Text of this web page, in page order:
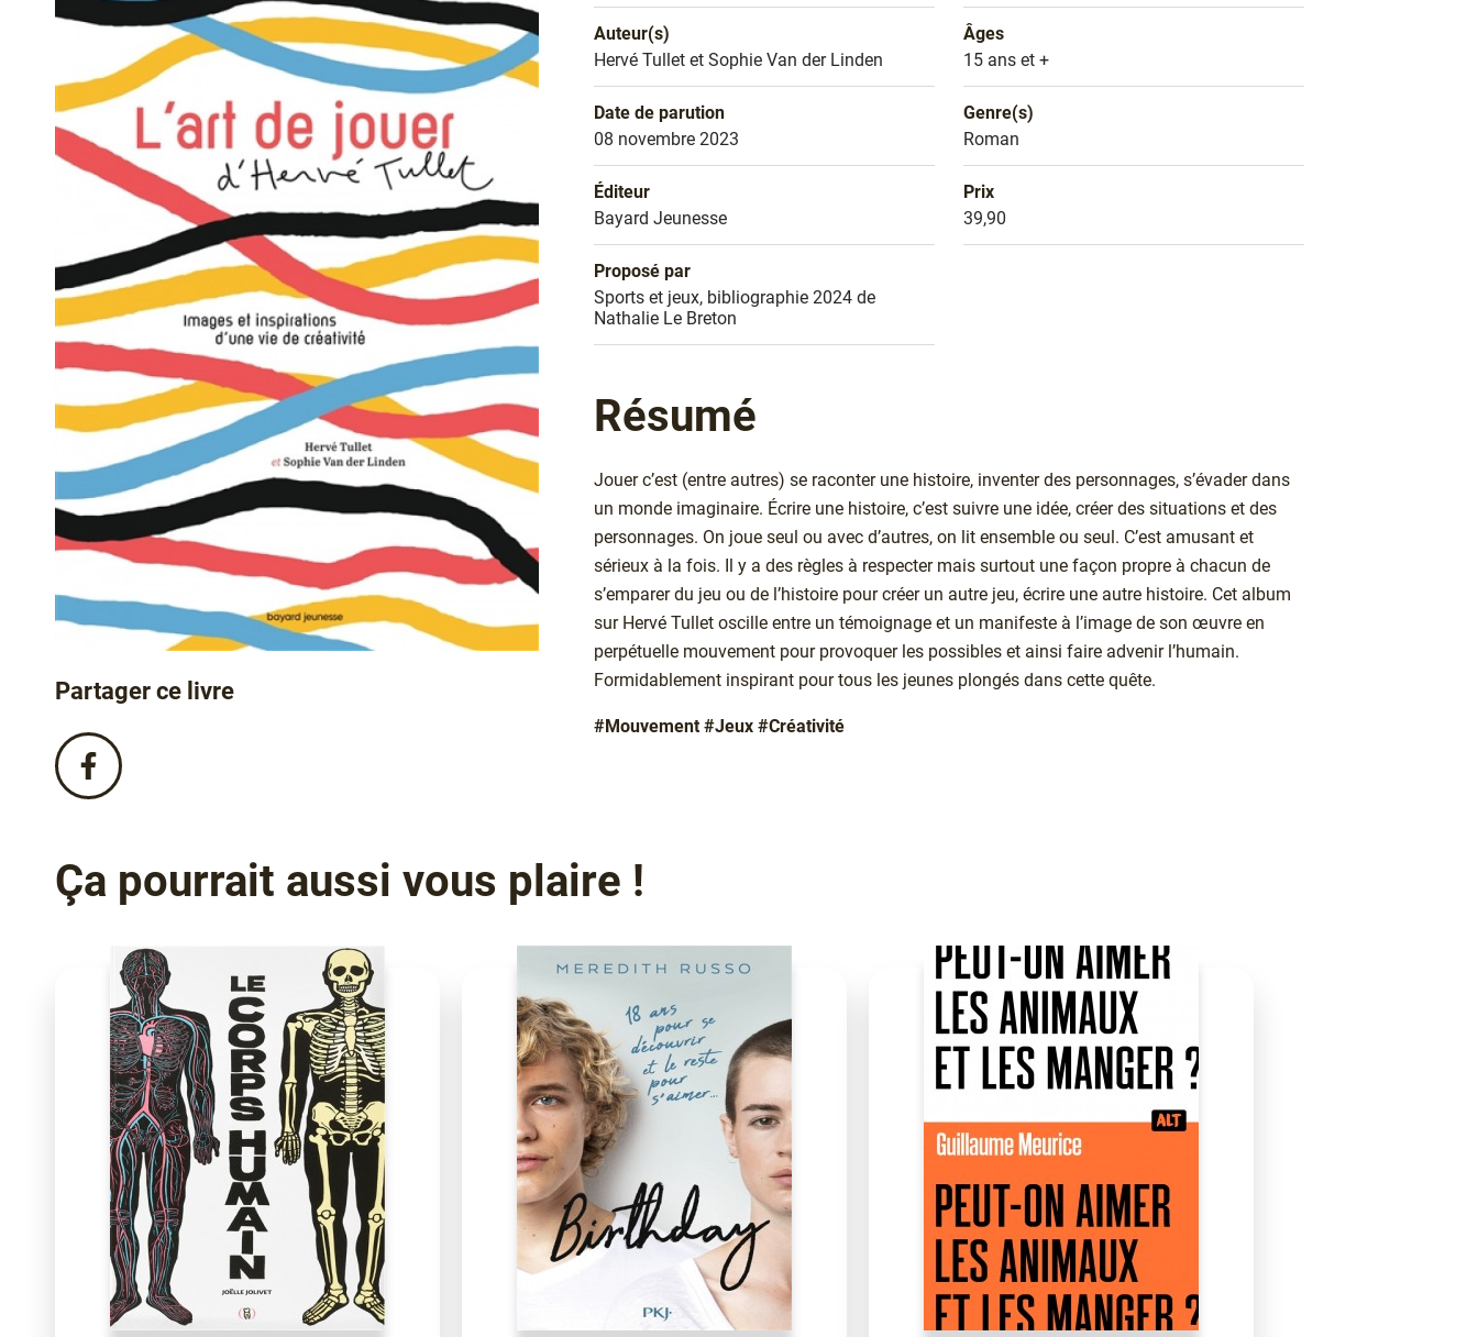
Partager ce livre
Partagez
ce
!
Auteur(s)
Nom de l'auteur
Hervé Tullet et Sophie Van der Linden
Âges
Âges
15 ans et +
Date de parution
Date de parution
08 novembre 2023
Genre(s)
Genre littéraire
Roman
Éditeur
Éditeur
Bayard Jeunesse
Prix
Prix
39,90
Proposé par
Sélection
Sports et jeux, bibliographie 2024 de
Nathalie Le Breton
Résumé
Jouer c’est (entre autres) se raconter une histoire, inventer des personnages, s’évader dans
un monde imaginaire. Écrire une histoire, c’est suivre une idée, créer des situations et des
personnages. On joue seul ou avec d’autres, on lit ensemble ou seul. C’est amusant et
sérieux à la fois. Il y a des règles à respecter mais surtout une façon propre à chacun de
s’emparer du jeu ou de l’histoire pour créer un autre jeu, écrire une autre histoire. Cet album
sur Hervé Tullet oscille entre un témoignage et un manifeste à l’image de son œuvre en
perpétuelle mouvement pour provoquer les possibles et ainsi faire advenir l’humain.
Formidablement inspirant pour tous les jeunes plongés dans cette quête.
#Mouvement #Jeux #Créativité
Ça pourrait aussi vous plaire !